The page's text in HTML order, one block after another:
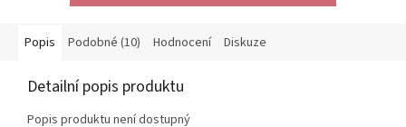
Popis Podobné (10) Hodnocení Diskuze
Detailní popis produktu
Popis produktu není dostupný